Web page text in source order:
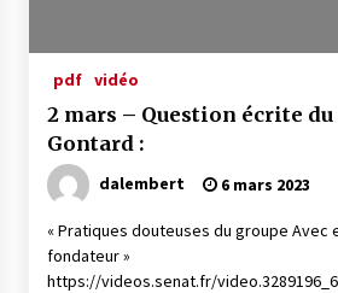
pdf vidéo
2 mars – Question écrite du
Gontard :
dalembert 6 mars 2023
« Pratiques douteuses du groupe Avec
fondateur »
https://videos.senat.fr/